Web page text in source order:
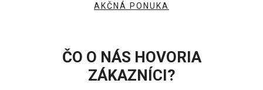
AKČNÁ PONUKA
ČO O NÁS HOVORIA
ZÁKAZNÍCI?